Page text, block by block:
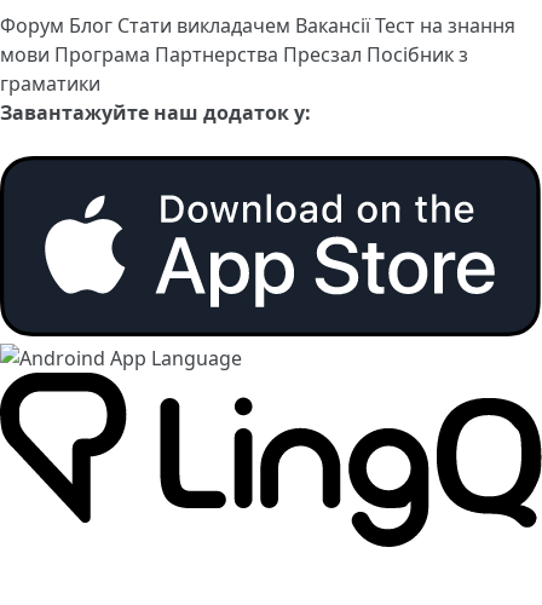
Форум Блог Стати викладачем ВакансіїТест на знання
мови Програма Партнерства Пресзал Посібник з
граматики
Завантажуйте наш додаток у: